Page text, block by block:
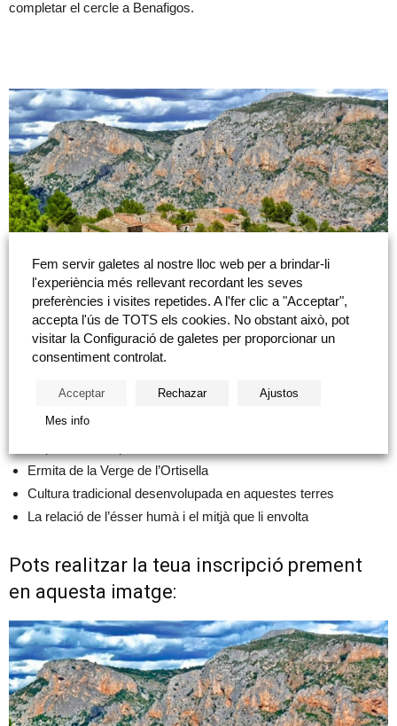
completar el cercle a Benafigos.
En aquesta activitat descobrirem…
El poble de Benafigos
Paisatges i fonts de la vall de l’Ortisella
Flora i fauna
Ermita de la Verge de l’Ortisella
Cultura tradicional desenvolupada en aquestes terres
La relació de l’ésser humà i el mitjà que li envolta
Pots realitzar la teua inscripció prement
en aquesta imatge:
Fem servir galetes al nostre lloc web per a brindar-li
l'experiència més rellevant recordant les seves
preferències i visites repetides. A l'fer clic a "Acceptar",
accepta l'ús de TOTS els cookies. No obstant això, pot
visitar la Configuració de galetes per proporcionar un
consentiment controlat.
Acceptar Rechazar Ajustos
Mes info